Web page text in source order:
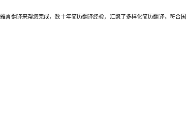
翻译来帮您完成，数十年简历翻译经验，汇聚了多样化简历翻译，符合国